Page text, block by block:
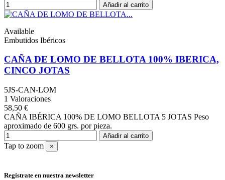
Añadir al carrito
Available
Embutidos Ibéricos
CAÑA DE LOMO DE BELLOTA 100% IBERICA,
CINCO JOTAS
5JS-CAN-LOM
1 Valoraciones
58,50 €
CAÑA IBÉRICA 100% DE LOMO BELLOTA 5 JOTAS Peso
aproximado de 600 grs. por pieza.
Añadir al carrito
Tap to zoom ×
Regístrate en nuestra newsletter